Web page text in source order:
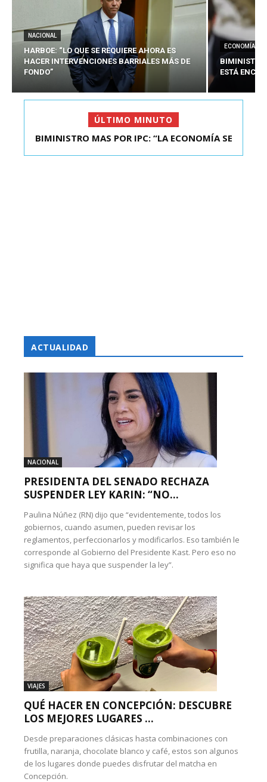
NACIONAL
HARBOE: “LO QUE SE REQUIERE AHORA ES
HACER INTERVENCIONES BARRIALES MÁS DE
FONDO”
ECONOMÍA
BIMINISTRO
ESTÁ
ÚLTIMO MINUTO
BIMINISTRO MAS POR IPC: “LA ECONOMÍA SE
ACTUALIDAD
NACIONAL
PRESIDENTA DEL SENADO RECHAZA
SUSPENDER LEY KARIN: “NO...
Paulina Núñez (RN) dijo que “evidentemente, todos los
gobiernos, cuando asumen, pueden revisar los
reglamentos, perfeccionarlos y modificarlos. Eso también le
corresponde al Gobierno del Presidente Kast. Pero eso no
significa que haya que suspender la ley”.
VIAJES
QUÉ HACER EN CONCEPCIÓN: DESCUBRE
LOS MEJORES LUGARES ...
Desde preparaciones clásicas hasta combinaciones con
frutilla, naranja, chocolate blanco y café, estos son algunos
de los lugares donde puedes disfrutar del matcha en
Concepción.